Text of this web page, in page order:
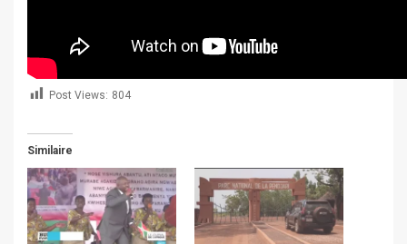
Post Views: 804
Similaire